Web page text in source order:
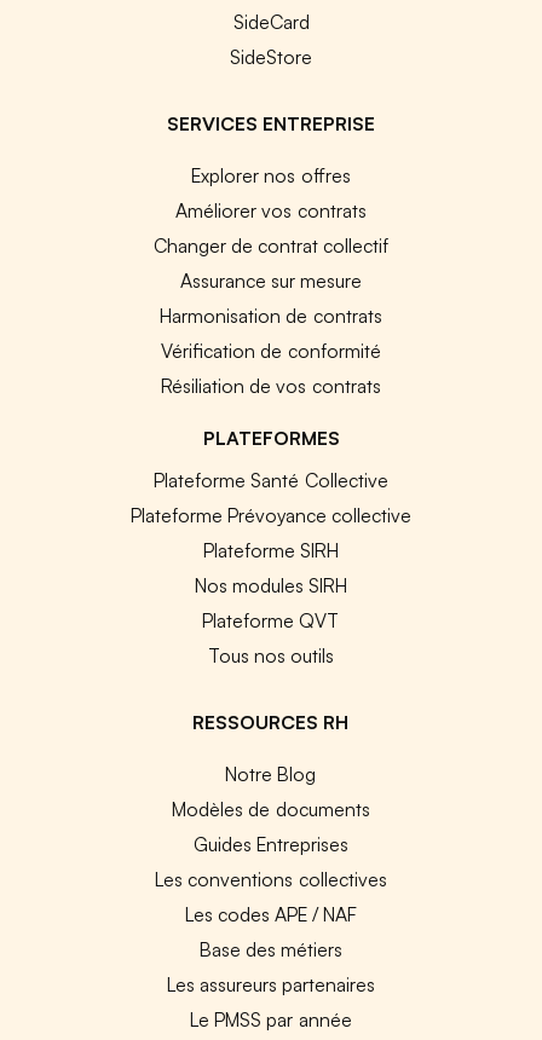
SideCard
SideStore
SERVICES ENTREPRISE
Explorer nos offres
Améliorer vos contrats
Changer de contrat collectif
Assurance sur mesure
Harmonisation de contrats
Vérification de conformité
Résiliation de vos contrats
PLATEFORMES
Plateforme Santé Collective
Plateforme Prévoyance collective
Plateforme SIRH
Nos modules SIRH
Plateforme QVT
Tous nos outils
RESSOURCES RH
Notre Blog
Modèles de documents
Guides Entreprises
Les conventions collectives
Les codes APE / NAF
Base des métiers
Les assureurs partenaires
Le PMSS par année